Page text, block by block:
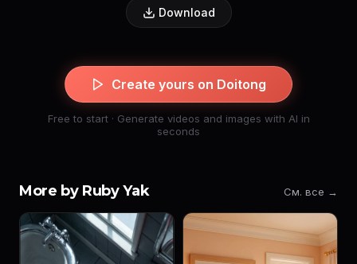
Download
Create yours on Doitong
Free to start · Generate videos and images with AI in
seconds
More by Ruby Yak См. все →